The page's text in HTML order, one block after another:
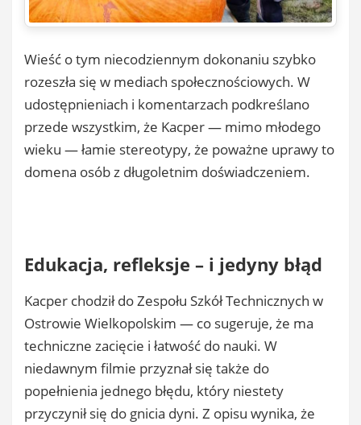
Wieść o tym niecodziennym dokonaniu szybko
rozeszła się w mediach społecznościowych. W
udostępnieniach i komentarzach podkreślano
przede wszystkim, że Kacper — mimo młodego
wieku — łamie stereotypy, że poważne uprawy to
domena osób z długoletnim doświadczeniem.
Edukacja, refleksje – i jedyny błąd
Kacper chodził do Zespołu Szkół Technicznych w
Ostrowie Wielkopolskim — co sugeruje, że ma
techniczne zacięcie i łatwość do nauki. W
niedawnym filmie przyznał się także do
popełnienia jednego błędu, który niestety
przyczynił się do gnicia dyni. Z opisu wynika, że